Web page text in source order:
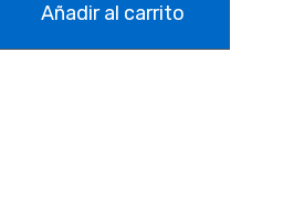
Añadir al carrito